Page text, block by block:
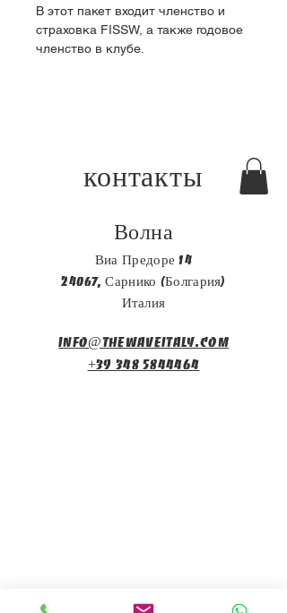
В этот пакет входит членство и
страховка FISSW, а также годовое
членство в клубе.
контакты
Волна
Виа Предоре 14
24067, Сарнико (Болгария)
Италия
info@thewaveitaly.com
+39 348 5844464